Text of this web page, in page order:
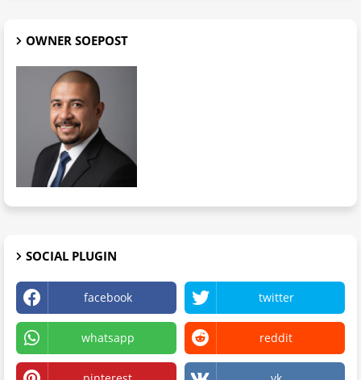
OWNER SOEPOST
SOCIAL PLUGIN
facebook twitter
whatsapp reddit